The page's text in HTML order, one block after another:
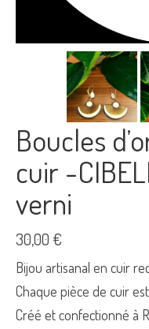
Boucles
cuir -
verni
30,00 €
Bijou artisanal en cuir
Chaque pièce de cuir
Créé et confectionné à